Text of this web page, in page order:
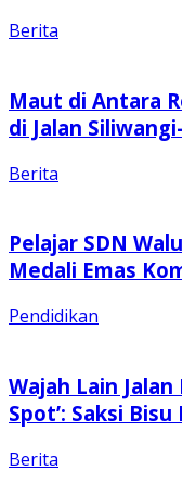
Berita
Maut di Antara
di Jalan
Berita
Pelajar SDN
Medali Emas
Pendidikan
Wajah Lain Jalan
Spot’: Saksi
Berita